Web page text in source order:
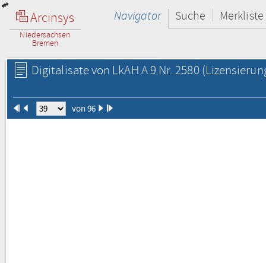
Arcinsys
Niedersachsen
Bremen
Navigator Suche Merkliste
Digitalisate von LkAH A 9 Nr. 2580
von 96